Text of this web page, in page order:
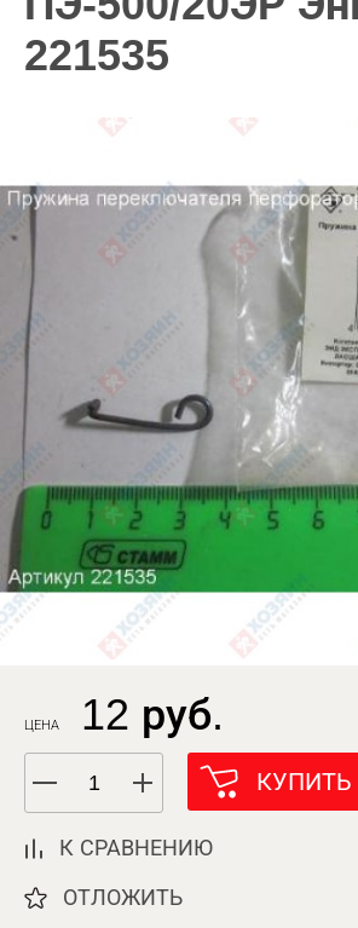
221535
ЦЕНА 12 руб.
КУПИТЬ
К СРАВНЕНИЮ
ОТЛОЖИТЬ